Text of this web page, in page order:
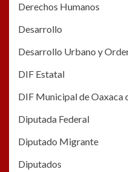
Derechos Humanos
Desarrollo
Desarrollo Urbano y
DIF Estatal
DIF Municipal de Oaxaca
Diputada Federal
Diputado Migrante
Diputados